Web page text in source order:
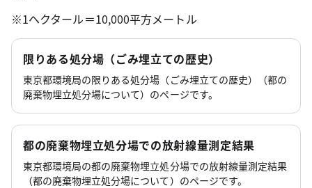
※1ヘクタール＝10,000平方メートル
限りある処分場（ごみ埋立ての歴史）
東京都環境局の限りある処分場（ごみ埋立ての歴史）（都の
廃棄物埋立処分場について）のページです。
都の廃棄物埋立処分場での放射線量測定結果
東京都環境局の都の廃棄物埋立処分場での放射線量測定結果
（都の廃棄物埋立処分場について）のページです。